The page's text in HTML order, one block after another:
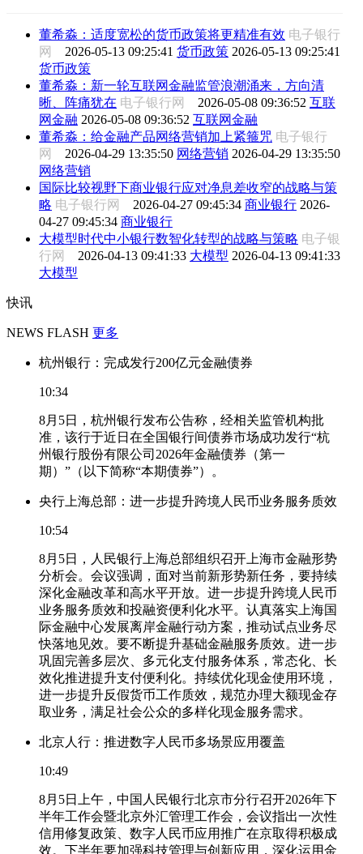
董希淼：适度宽松的货币政策将更精准有效 电子银行
网 2026-05-13 09:25:41 货币政策 2026-05-13 09:25:41
货币政策
董希淼：新一轮互联网金融监管浪潮涌来，方向清
晰、阵痛犹在 电子银行网 2026-05-08 09:36:52 互联
网金融 2026-05-08 09:36:52 互联网金融
董希淼：给金融产品网络营销加上紧箍咒 电子银行
网 2026-04-29 13:35:50 网络营销 2026-04-29 13:35:50
网络营销
国际比较视野下商业银行应对净息差收窄的战略与策
略 电子银行网 2026-04-27 09:45:34 商业银行 2026-
04-27 09:45:34 商业银行
大模型时代中小银行数智化转型的战略与策略 电子银
行网 2026-04-13 09:41:33 大模型 2026-04-13 09:41:33
大模型
快讯
NEWS FLASH 更多
杭州银行：完成发行200亿元金融债券
10:34
8月5日，杭州银行发布公告称，经相关监管机构批
准，该行于近日在全国银行间债券市场成功发行“杭
州银行股份有限公司2026年金融债券（第一
期）”（以下简称“本期债券”）。
央行上海总部：进一步提升跨境人民币业务服务质效
10:54
8月5日，人民银行上海总部组织召开上海市金融形势
分析会。会议强调，面对当前新形势新任务，要持续
深化金融改革和高水平开放。进一步提升跨境人民币
业务服务质效和投融资便利化水平。认真落实上海国
际金融中心发展离岸金融行动方案，推动试点业务尽
快落地见效。要不断提升基础金融服务质效。进一步
巩固完善多层次、多元化支付服务体系，常态化、长
效化推进提升支付便利化。持续优化现金使用环境，
进一步提升反假货币工作质效，规范办理大额现金存
取业务，满足社会公众的多样化现金服务需求。
北京人行：推进数字人民币多场景应用覆盖
10:49
8月5日上午，中国人民银行北京市分行召开2026年下
半年工作会暨北京外汇管理工作会，会议指出一次性
信用修复政策、数字人民币应用推广在京取得积极成
效。下半年要加强科技管理与创新应用，深化运用金